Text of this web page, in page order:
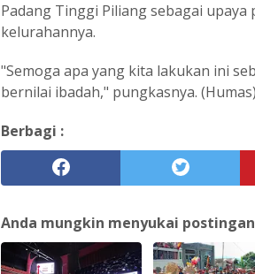
Padang Tinggi Piliang sebagai
kelurahannya.
"Semoga apa yang kita lakukan ini
bernilai ibadah," pungkasnya. (Humas)
Berbagi :
Anda mungkin menyukai